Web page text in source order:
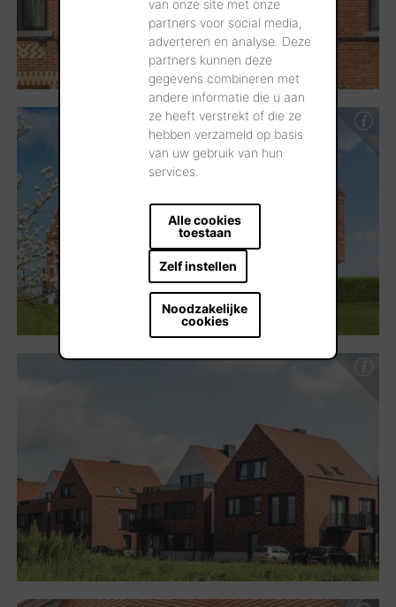
van onze site met onze
partners voor social media,
adverteren en analyse. Deze
partners kunnen deze
gegevens combineren met
andere informatie die u aan
ze heeft verstrekt of die ze
hebben verzameld op basis
van uw gebruik van hun
services.
Alle cookies
toestaan
Zelf instellen
Noodzakelijke
cookies